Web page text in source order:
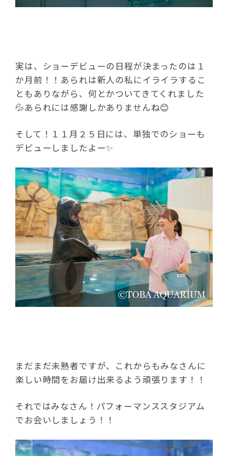
実は、ショーデビューの日程が決まったのは１
か月前！！あられは新人の私にイライラするこ
ともありながら、何とかついてきてくれました
💦あられには感謝しかありませんね😊
そして！１１月２５日には、単独でのショーも
デビューしましたよー✨
まだまだ未熟者ですが、これからもみなさんに
楽しい時間をお届け出来るよう頑張ります！！
それではみなさん！パフォーマンススタジアム
でお会いしましょう！！